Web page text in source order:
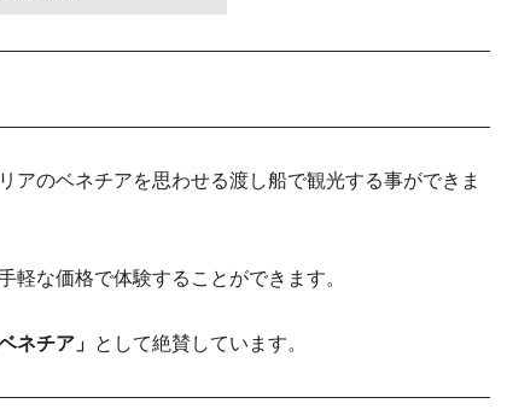
アのベネチアを思わせる渡し船で観光する事ができま
軽な価格で体験することができます。
ネチア」 として絶賛しています。